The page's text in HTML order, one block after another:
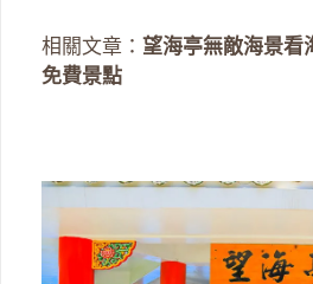
相關文章： 望海亭無敵海景看
免費景點